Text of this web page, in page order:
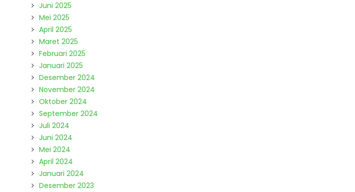
Juni 2025
Mei 2025
April 2025
Maret 2025
Februari 2025
Januari 2025
Desember 2024
November 2024
Oktober 2024
September 2024
Juli 2024
Juni 2024
Mei 2024
April 2024
Januari 2024
Desember 2023